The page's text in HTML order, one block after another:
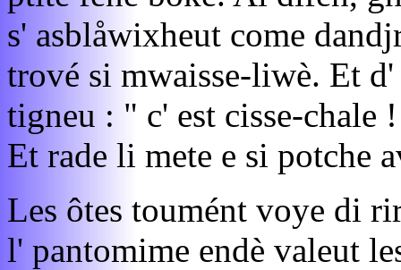
s' asblåwixheut come
trové si mwaisse-liwè. Et
tigneu : " c' est cisse-
Et rade li mete e si potche
Les ôtes toumént voye di
l' pantomime endè valeut